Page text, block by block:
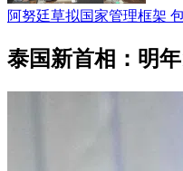
阿努廷草拟国家管理框架
泰国新首相：明